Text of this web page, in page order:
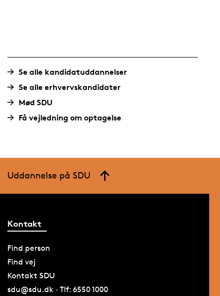
Se alle kandidatuddannelser
Se alle erhvervskandidater
Mød SDU
Få vejledning om optagelse
Uddannelse på SDU
Kontakt
Find person
Find vej
Kontakt SDU
sdu@sdu.dk · Tlf: 6550 1000